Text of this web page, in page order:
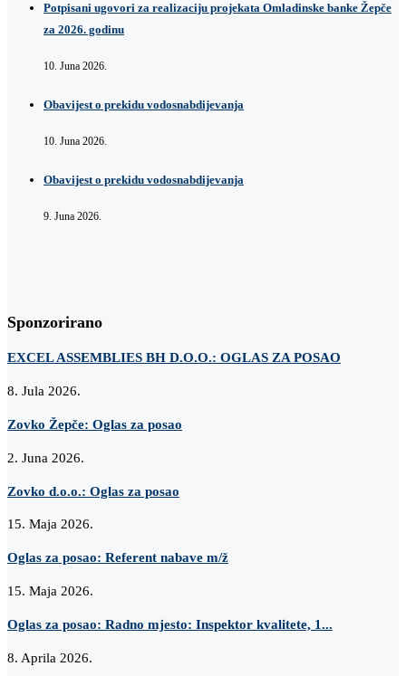
Potpisani ugovori za realizaciju projekata Omladinske banke Žepče
za 2026. godinu
10. Juna 2026.
Obavijest o prekidu vodosnabdijevanja
10. Juna 2026.
Obavijest o prekidu vodosnabdijevanja
9. Juna 2026.
Sponzorirano
EXCEL ASSEMBLIES BH D.O.O.: OGLAS ZA POSAO
8. Jula 2026.
Zovko Žepče: Oglas za posao
2. Juna 2026.
Zovko d.o.o.: Oglas za posao
15. Maja 2026.
Oglas za posao: Referent nabave m/ž
15. Maja 2026.
Oglas za posao: Radno mjesto: Inspektor kvalitete, 1...
8. Aprila 2026.